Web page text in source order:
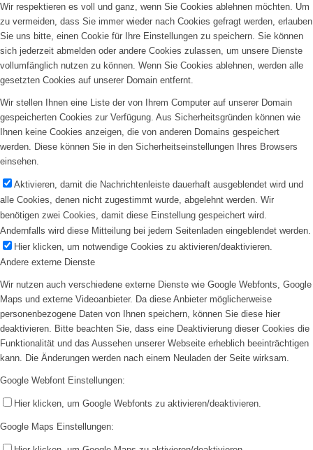
Wir respektieren es voll und ganz, wenn Sie Cookies ablehnen möchten. Um
zu vermeiden, dass Sie immer wieder nach Cookies gefragt werden, erlauben
Sie uns bitte, einen Cookie für Ihre Einstellungen zu speichern. Sie können
sich jederzeit abmelden oder andere Cookies zulassen, um unsere Dienste
vollumfänglich nutzen zu können. Wenn Sie Cookies ablehnen, werden alle
gesetzten Cookies auf unserer Domain entfernt.
Wir stellen Ihnen eine Liste der von Ihrem Computer auf unserer Domain
gespeicherten Cookies zur Verfügung. Aus Sicherheitsgründen können wie
Ihnen keine Cookies anzeigen, die von anderen Domains gespeichert
werden. Diese können Sie in den Sicherheitseinstellungen Ihres Browsers
einsehen.
Aktivieren, damit die Nachrichtenleiste dauerhaft ausgeblendet wird und
alle Cookies, denen nicht zugestimmt wurde, abgelehnt werden. Wir
benötigen zwei Cookies, damit diese Einstellung gespeichert wird.
Andernfalls wird diese Mitteilung bei jedem Seitenladen eingeblendet werden.
Hier klicken, um notwendige Cookies zu aktivieren/deaktivieren.
Andere externe Dienste
Wir nutzen auch verschiedene externe Dienste wie Google Webfonts, Google
Maps und externe Videoanbieter. Da diese Anbieter möglicherweise
personenbezogene Daten von Ihnen speichern, können Sie diese hier
deaktivieren. Bitte beachten Sie, dass eine Deaktivierung dieser Cookies die
Funktionalität und das Aussehen unserer Webseite erheblich beeinträchtigen
kann. Die Änderungen werden nach einem Neuladen der Seite wirksam.
Google Webfont Einstellungen:
Hier klicken, um Google Webfonts zu aktivieren/deaktivieren.
Google Maps Einstellungen: